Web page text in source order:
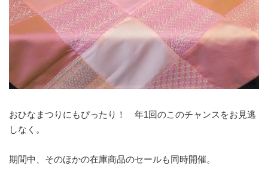
おひなまつりにもぴったり！ 年1回のこのチャンスをお見逃
しなく。
期間中、そのほかの在庫商品のセールも同時開催。